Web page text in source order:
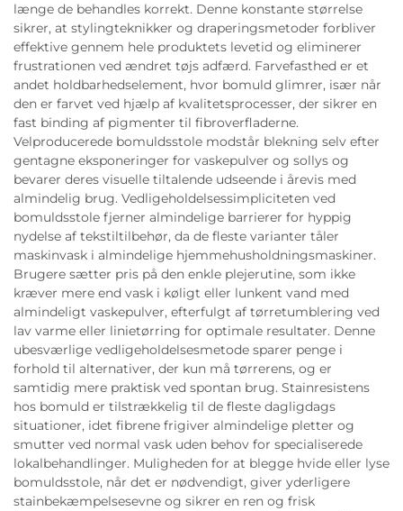
længe de behandles korrekt. Denne konstante størrelse
sikrer, at stylingteknikker og draperingsmetoder forbliver
effektive gennem hele produktets levetid og eliminerer
frustrationen ved ændret tøjs adfærd. Farvefasthed er et
andet holdbarhedselement, hvor bomuld glimrer, især når
den er farvet ved hjælp af kvalitetsprocesser, der sikrer en
fast binding af pigmenter til fibroverfladerne.
Velproducerede bomuldsstole modstår blekning selv efter
gentagne eksponeringer for vaskepulver og sollys og
bevarer deres visuelle tiltalende udseende i årevis med
almindelig brug. Vedligeholdelsessimpliciteten ved
bomuldsstole fjerner almindelige barrierer for hyppig
nydelse af tekstiltilbehør, da de fleste varianter tåler
maskinvask i almindelige hjemmehusholdningsmaskiner.
Brugere sætter pris på den enkle plejerutine, som ikke
kræver mere end vask i køligt eller lunkent vand med
almindeligt vaskepulver, efterfulgt af tørretumblering ved
lav varme eller linietørring for optimale resultater. Denne
ubesværlige vedligeholdelsesmetode sparer penge i
forhold til alternativer, der kun må tørrerens, og er
samtidig mere praktisk ved spontan brug. Stainresistens
hos bomuld er tilstrækkelig til de fleste dagligdags
situationer, idet fibrene frigiver almindelige pletter og
smutter ved normal vask uden behov for specialiserede
lokalbehandlinger. Muligheden for at blegge hvide eller lyse
bomuldsstole, når det er nødvendigt, giver yderligere
stainbekæmpelsesevne og sikrer en ren og frisk